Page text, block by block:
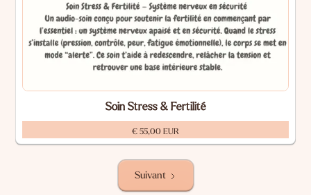
Soin Stress & Fertilité
€ 55,00 EUR
Suivant